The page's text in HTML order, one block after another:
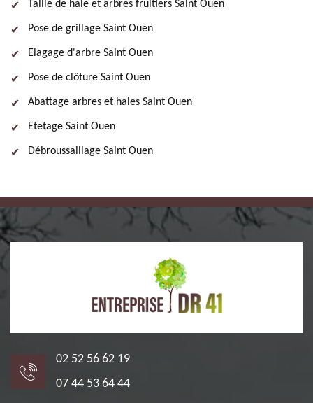
Taille de haie et arbres fruitiers Saint Ouen
Pose de grillage Saint Ouen
Elagage d'arbre Saint Ouen
Pose de clôture Saint Ouen
Abattage arbres et haies Saint Ouen
Etetage Saint Ouen
Débroussaillage Saint Ouen
02 52 56 62 19
07 44 53 64 44